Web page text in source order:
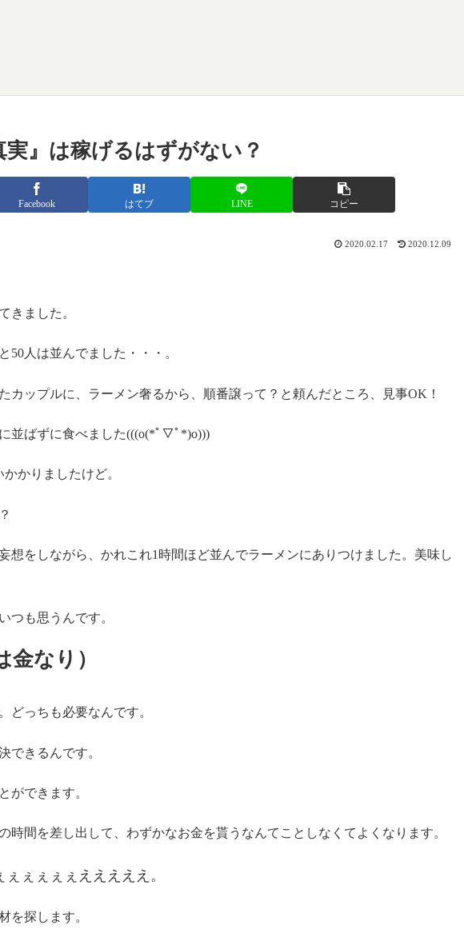
』は稼げるはずがない？
Facebook はてブ LINE コピー
2020.02.17 2020.12.09
きました。
50人は並んでました・・・。
カップルに、ラーメン奢るから、順番譲って？と頼んだところ、見事OK！
並ばずに食べました(((o(*ﾟ▽ﾟ*)o)))
かりましたけど。
想をしながら、かれこれ1時間ほど並んでラーメンにありつけました。美味し
つも思うんです。
金なり）
どっちも必要なんです。
できるんです。
ができます。
時間を差し出して、わずかなお金を貰うなんてことしなくてよくなります。
ぇぇぇぇえええええ。
を探します。